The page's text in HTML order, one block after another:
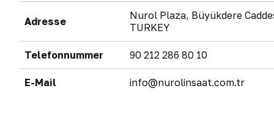
Adresse
Nurol Plaza, Büyükdere
TURKEY
Telefonnummer 90 212 286 80 10
E-Mail info@nurolinsaat.com.tr